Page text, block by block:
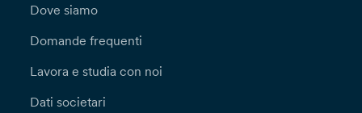
Dove siamo
Domande frequenti
Lavora e studia con noi
Dati societari